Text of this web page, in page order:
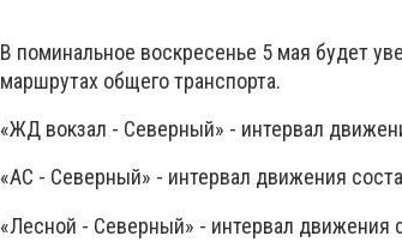
В поминальное воскресенье 5 мая будет
маршрутах общего транспорта.
«ЖД вокзал - Северный» - интервал
«АС - Северный» - интервал движения
«Лесной - Северный» - интервал движения